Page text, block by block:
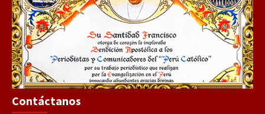
Contáctanos